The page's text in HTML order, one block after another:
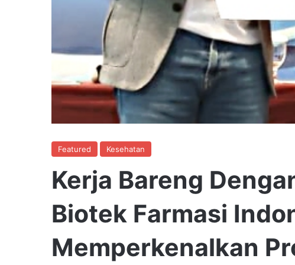
Featured Kesehatan
Kerja Bareng
Biotek Farmasi
Memperkenalkan